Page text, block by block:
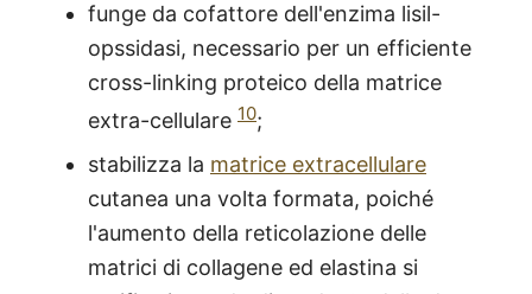
funge da cofattore dell'enzima lisil-
opssidasi, necessario per un efficiente
cross-linking proteico della matrice
extra-cellulare 10;
stabilizza la matrice extracellulare
cutanea una volta formata, poiché
l'aumento della reticolazione delle
matrici di collagene ed elastina si